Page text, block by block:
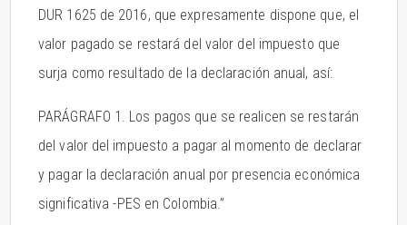
DUR 1625 de 2016, que expresamente dispone que, el
valor pagado se restará del valor del impuesto que
surja como resultado de la declaración anual, así:
PARÁGRAFO 1. Los pagos que se realicen se restarán
del valor del impuesto a pagar al momento de declarar
y pagar la declaración anual por presencia económica
significativa -PES en Colombia.”